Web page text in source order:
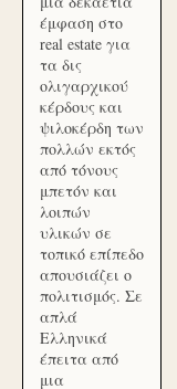
έμφαση στο
real estate για
τα δις
ολιγαρχικού
κέρδους και
ψιλοκέρδη των
πολλών εκτός
από τόνους
μπετόν και
λοιπών
υλικών σε
τοπικό επίπεδο
απουσιάζει ο
πολιτισμός. Σε
απλά
Ελληνικά
έπειτα από
μια